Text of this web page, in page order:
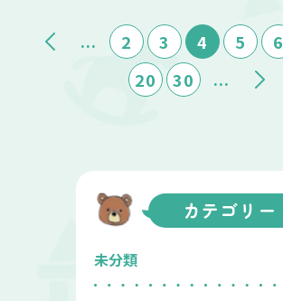
... 2 3 4 5 6
20
30 ...
カテゴリー
未分類